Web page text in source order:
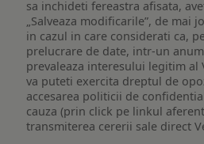
sa inchideti fereastra afisata,
„Salveaza modificarile”, de mai
in cazul in care considerati ca,
prelucrare de date, intr-un
prevaleaza interesului legitim al
va puteti exercita dreptul de
accesarea politicii de
cauza (prin click pe linkul
transmiterea cererii sale direct